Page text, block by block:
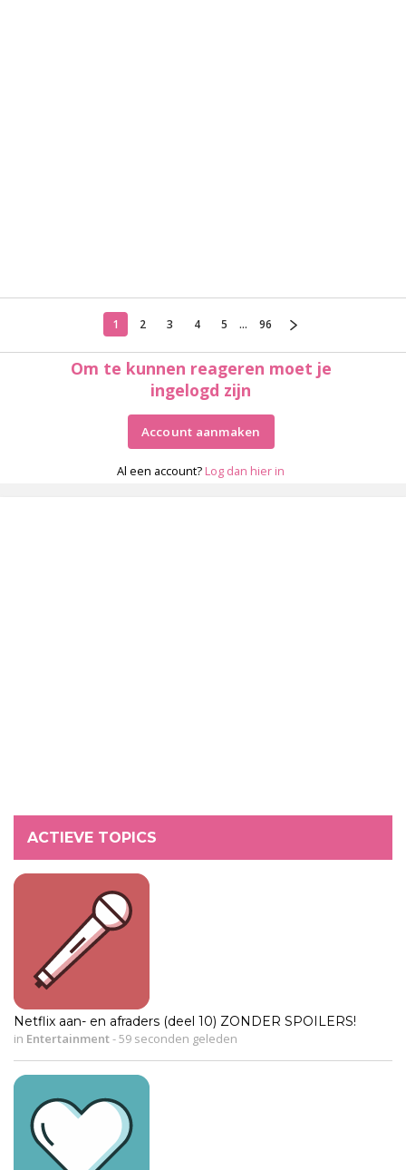
1 2 3 4 5 ... 96
Om te kunnen reageren moet je
ingelogd zijn
Account aanmaken
Al een account? Log dan hier in
ACTIEVE TOPICS
Netflix aan- en afraders (deel 10) ZONDER SPOILERS!
in Entertainment-59 seconden geleden